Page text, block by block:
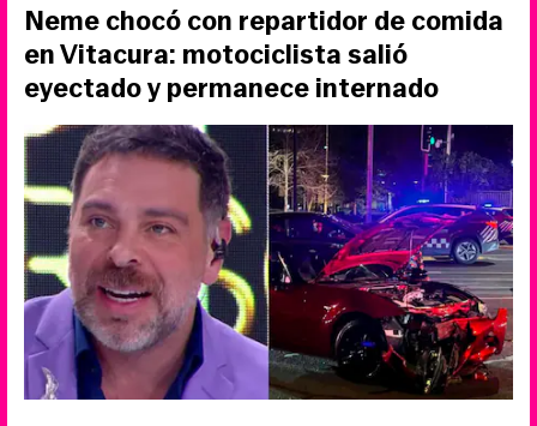
Neme chocó con repartidor de comida
en Vitacura: motociclista salió
eyectado y permanece internado